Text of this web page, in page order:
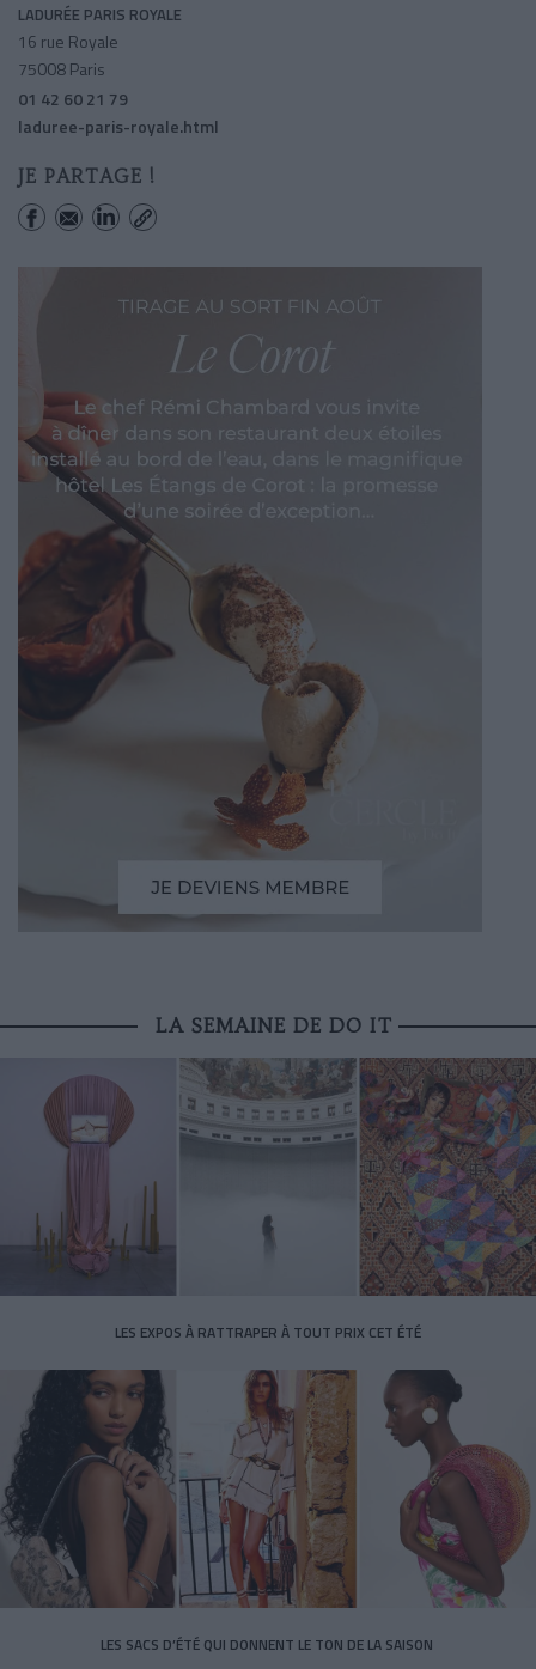
LADURÉE PARIS ROYALE
16 rue Royale
75008 Paris
01 42 60 21 79
laduree-paris-royale.html
JE PARTAGE !
LA SEMAINE DE DO IT
LES EXPOS À RATTRAPER À TOUT PRIX CET ÉTÉ
LES SACS D’ÉTÉ QUI DONNENT LE TON DE LA SAISON